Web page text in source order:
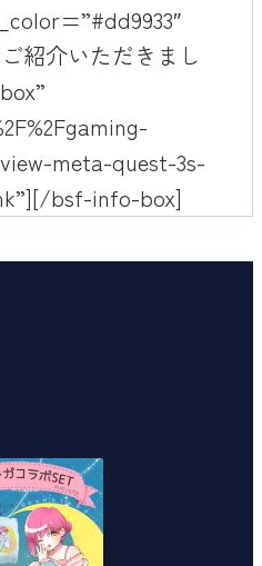
紹介いただきまし
meta-quest-3s-
bsf-info-box]